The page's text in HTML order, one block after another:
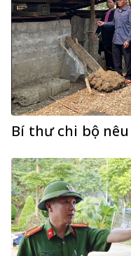
Bí thư chi bộ